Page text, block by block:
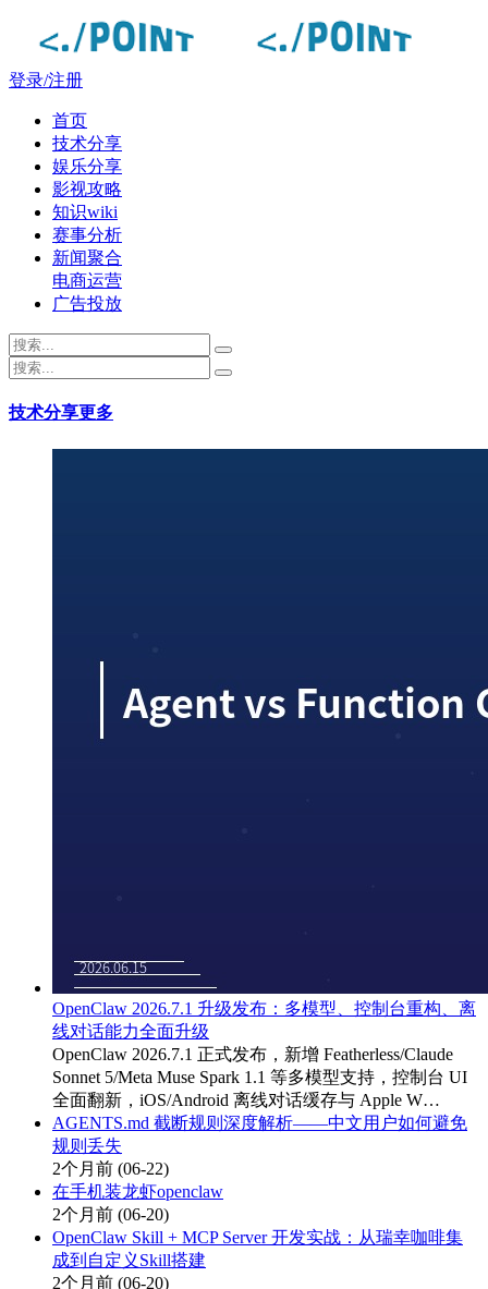
登录/注册
首页
技术分享
娱乐分享
影视攻略
知识wiki
赛事分析
新闻聚合
电商运营
广告投放
技术分享更多
OpenClaw 2026.7.1 升级发布：多模型、控制台重构、离
线对话能力全面升级
OpenClaw 2026.7.1 正式发布，新增 Featherless/Claude
Sonnet 5/Meta Muse Spark 1.1 等多模型支持，控制台 UI
全面翻新，iOS/Android 离线对话缓存与 Apple W…
AGENTS.md 截断规则深度解析——中文用户如何避免
规则丢失
2个月前 (06-22)
在手机装龙虾openclaw
2个月前 (06-20)
OpenClaw Skill + MCP Server 开发实战：从瑞幸咖啡集
成到自定义Skill搭建
2个月前 (06-20)